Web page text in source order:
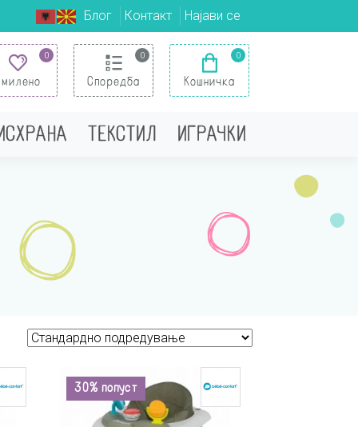
Блог Контакт Најави се
0 0
Споредба
0
Кошничка
ТЕКСТИЛ ИГРАЧКИ
30% попуст